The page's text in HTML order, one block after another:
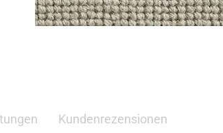
Kundenrezensionen